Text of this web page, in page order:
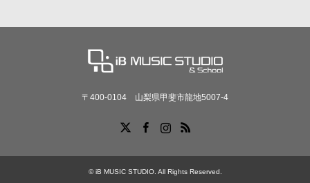
〒400-0104 山梨県甲斐市龍地5007-4
RSS
©iB MUSIC STUDIO. All Rights Reserved.